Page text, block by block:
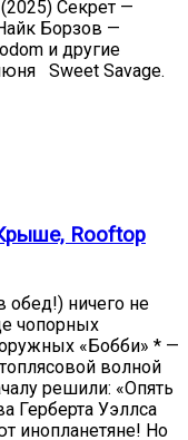
Секрет —
Борзов —
и другие
Sweet Savage.
Rooftop
обед!) ничего не
чопорных
«Бобби» * —
волной
решили: «Опять
Герберта Уэллса
инопланетяне! Но